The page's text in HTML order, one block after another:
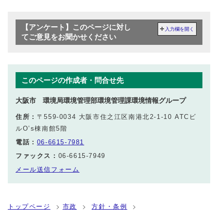
【アンケート】このページに対し
てご意見をお聞かせください
入力欄を開く
このページの作成者・問合せ先
大阪市 環境局環境管理部環境管理課環境情報グループ
住所： 〒559-0034 大阪市住之江区南港北2-1-10 ATCビ
ルO’s棟南館5階
電話： 06-6615-7981
ファックス： 06-6615-7949
メール送信フォーム
トップページ 市政
方針・条例